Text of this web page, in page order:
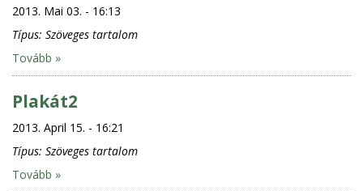
2013. Mai 03. - 16:13
Típus: Szöveges tartalom
Tovább »
Plakát2
2013. April 15. - 16:21
Típus: Szöveges tartalom
Tovább »